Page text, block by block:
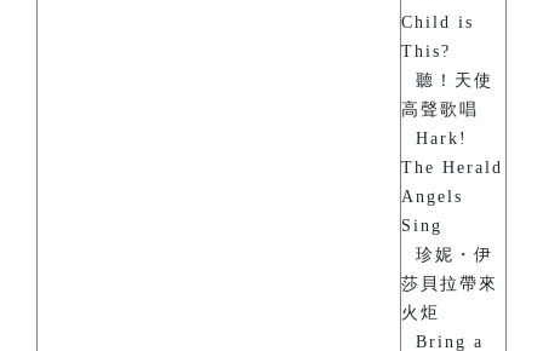
Child is
This?
聽！天使
高聲歌唱
Hark!
The Herald
Angels
Sing
珍妮・伊
莎貝拉帶來
火炬
Bring a